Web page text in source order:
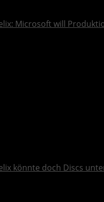
Microsoft will
könnte doch Discs